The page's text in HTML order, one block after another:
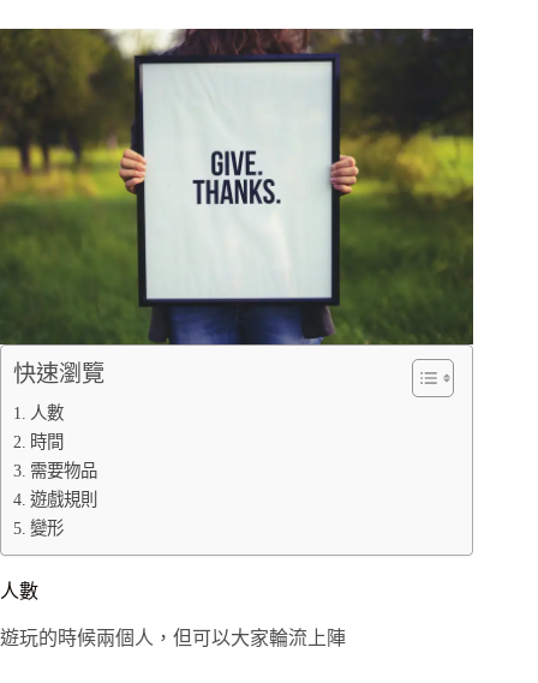
快速瀏覽
人數
時間
需要物品
遊戲規則
變形
人數
遊玩的時候兩個人，但可以大家輪流上陣